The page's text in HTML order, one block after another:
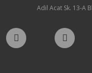
Adil Acat Sk. 13-A